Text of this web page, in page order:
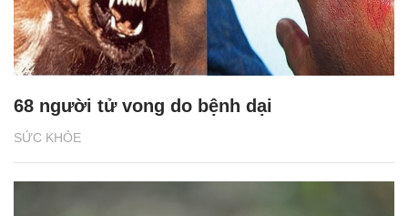
SỨC KHỎE
68 người tử vong do bệnh dại